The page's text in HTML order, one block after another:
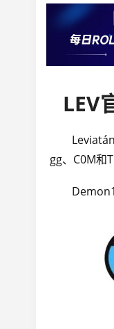
LEV
gg、C0M和